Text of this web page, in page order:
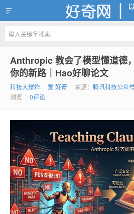
Anthropic 教会了模型懂道德
你的新路｜Hao好聊论文
科技大爆炸 爱 好奇 来源： 腾讯科技公众
浏览
0评论